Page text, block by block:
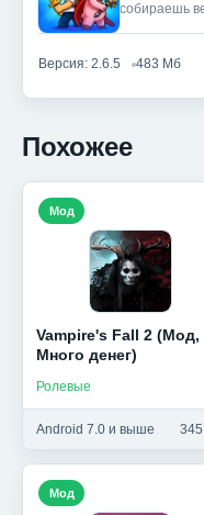
собираешь
Версия: 2.6.5 483 Мб
Похожее
Vampire's Fall 2 (Мод,
Много денег)
Ролевые
Android 7.0 и выше
Мод
Мод